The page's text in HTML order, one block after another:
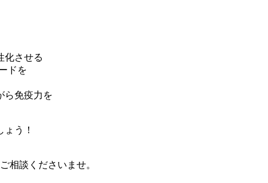
化させる
ドを
ら免疫力を
う！
相談くださいませ。